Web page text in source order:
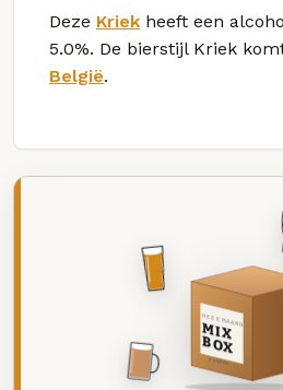
Deze Kriek heeft een
5.0%. De bierstijl Kriek
België.
DEZE MAAND
MIX
BOX
8 BIEREN